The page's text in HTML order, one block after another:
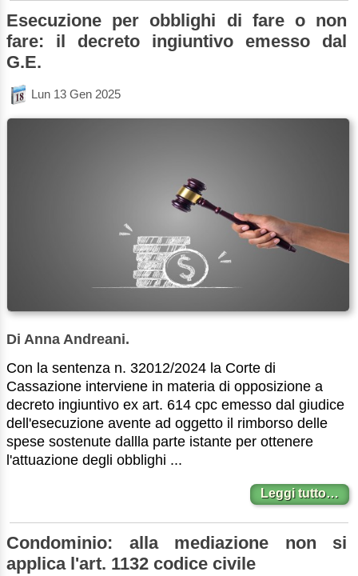
Esecuzione per obblighi di fare o non
fare: il decreto ingiuntivo emesso dal
G.E.
Lun 13 Gen 2025
Di Anna Andreani.
Con la sentenza n. 32012/2024 la Corte di
Cassazione interviene in materia di opposizione a
decreto ingiuntivo ex art. 614 cpc emesso dal giudice
dell'esecuzione avente ad oggetto il rimborso delle
spese sostenute dallla parte istante per ottenere
l'attuazione degli obblighi ...
Leggi tutto…
Condominio: alla mediazione non si
applica l'art. 1132 codice civile